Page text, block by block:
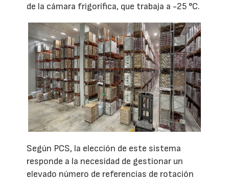
de la cámara frigorífica, que trabaja a -25 °C.
Según PCS, la elección de este sistema
responde a la necesidad de gestionar un
elevado número de referencias de rotación